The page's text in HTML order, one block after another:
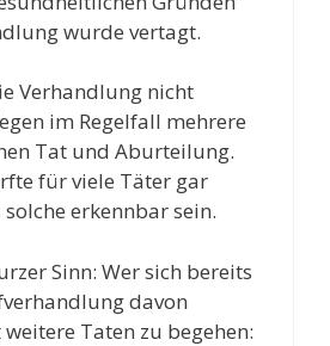
wurde vertagt.
Verhandlung nicht
im Regelfall mehrere
Tat und Aburteilung.
für viele Täter gar
erkennbar sein.
Sinn: Wer sich bereits
davon
Taten zu begehen: